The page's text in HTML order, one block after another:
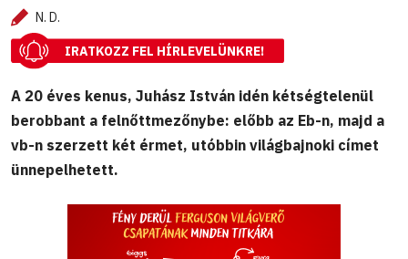
N. D.
IRATKOZZ FEL HÍRLEVELÜNKRE!
A 20 éves kenus, Juhász István idén kétségtelenül
berobbant a felnőttmezőnybe: előbb az Eb-n, majd a
vb-n szerzett két érmet, utóbbin világbajnoki címet
ünnepelhetett.